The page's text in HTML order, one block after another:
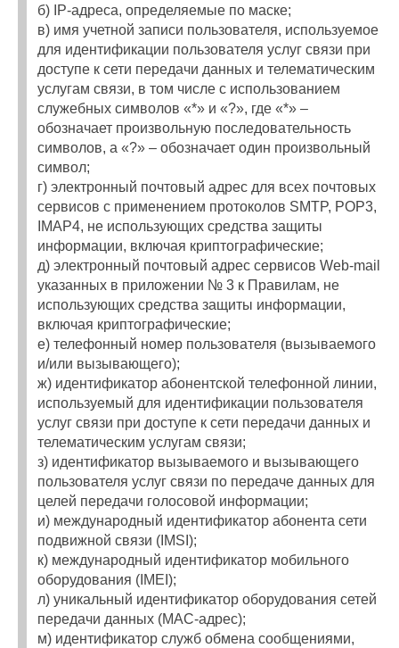
б) IP-адреса, определяемые по маске;
в) имя учетной записи пользователя, используемое
для идентификации пользователя услуг связи при
доступе к сети передачи данных и телематическим
услугам связи, в том числе с использованием
служебных символов «*» и «?», где «*» –
обозначает произвольную последовательность
символов, а «?» – обозначает один произвольный
символ;
г) электронный почтовый адрес для всех почтовых
сервисов с применением протоколов SMTP, POP3,
IMAP4, не использующих средства защиты
информации, включая криптографические;
д) электронный почтовый адрес сервисов Web-mail
указанных в приложении № 3 к Правилам, не
использующих средства защиты информации,
включая криптографические;
е) телефонный номер пользователя (вызываемого
и/или вызывающего);
ж) идентификатор абонентской телефонной линии,
используемый для идентификации пользователя
услуг связи при доступе к сети передачи данных и
телематическим услугам связи;
з) идентификатор вызываемого и вызывающего
пользователя услуг связи по передаче данных для
целей передачи голосовой информации;
и) международный идентификатор абонента сети
подвижной связи (IMSI);
к) международный идентификатор мобильного
оборудования (IMEI);
л) уникальный идентификатор оборудования сетей
передачи данных (MAC-адрес);
м) идентификатор служб обмена сообщениями,